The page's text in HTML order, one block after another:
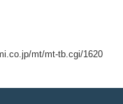
mt/mt-tb.cgi/1620